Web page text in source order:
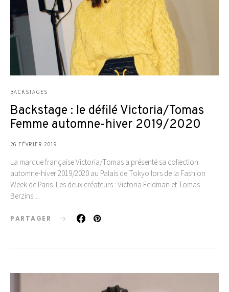
BACKSTAGES
Backstage : le défilé Victoria/Tomas
Femme automne-hiver 2019/2020
26 FÉVRIER 2019
La marque française Victoria/Tomas a présenté sa collection
automne-hiver 2019/2020 au Palais de Tokyo lors de la Fashion
Week de Paris. Les deux créateurs : Victoria Feldman et Tomas
Berzins…
PARTAGER